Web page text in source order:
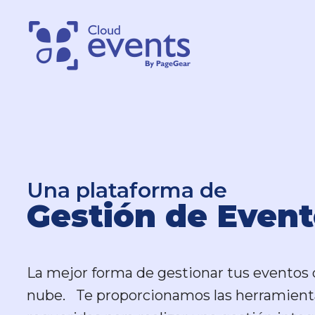
Una plataforma de
Gestión de
La mejor forma de gestionar tus eventos
nube. Te proporcionamos las
Una plataforma de
Gestión de
La mejor forma de gestionar tus eventos
nube. Te proporcionamos las